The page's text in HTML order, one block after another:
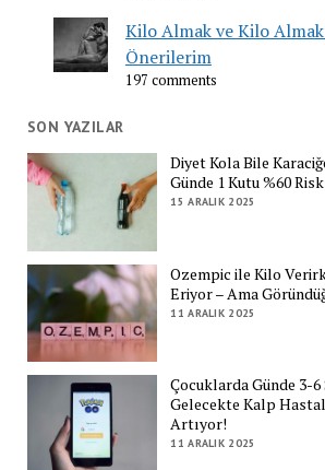
Kilo Almak ve Kilo
Önerilerim
197 comments
SON YAZILAR
Diyet Kola Bile
Günde 1 Kutu %60
15 ARALIK 2025
Ozempic ile Kilo
Eriyor – Ama
11 ARALIK 2025
Çocuklarda Günde 3-
Gelecekte Kalp
Artıyor!
11 ARALIK 2025